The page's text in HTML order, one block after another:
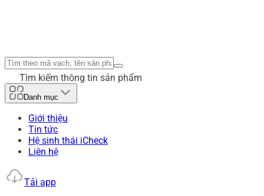
Tìm kiếm thông tin sản phẩm
Danh mục
Giới thiệu
Tin tức
Hệ sinh thái iCheck
Liên hệ
Tải app